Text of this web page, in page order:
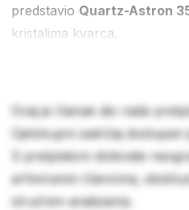
predstavio Quartz-Astron
kristalima kvarca.
Ovaj je članak dio naše
Cjelokupni sadržaj
S pretplatom dobivate
arhiviranim člancima,
stručnim analizama.